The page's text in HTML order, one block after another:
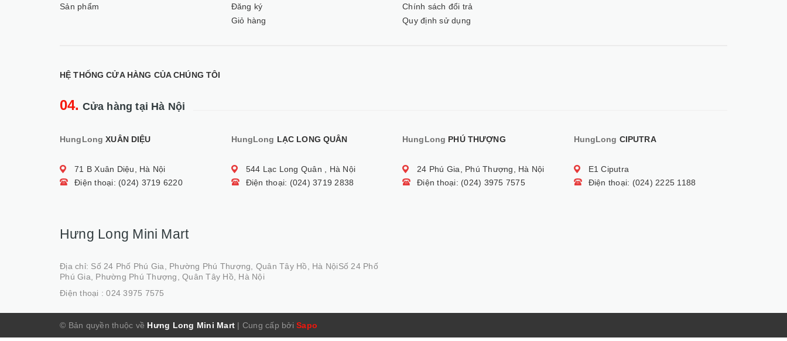
Sản phẩm
Đăng ký
Giỏ hàng
Chính sách đổi trả
Quy định sử dụng
HỆ THỐNG CỬA HÀNG CỦA CHÚNG TÔI
04. Cửa hàng tại Hà Nội
HungLong XUÂN DIỆU
71 B Xuân Diệu, Hà Nội
Điện thoại: (024) 3719 6220
HungLong LẠC LONG QUÂN
544 Lạc Long Quân , Hà Nội
Điện thoại: (024) 3719 2838
HungLong PHÚ THƯỢNG
24 Phú Gia, Phú Thượng, Hà Nội
Điện thoại: (024) 3975 7575
HungLong CIPUTRA
E1 Ciputra
Điện thoại: (024) 2225 1188
Hưng Long Mini Mart
Địa chỉ: Số 24 Phố Phú Gia, Phường Phú Thượng, Quân Tây Hồ, Hà NộiSố 24 Phố
Phú Gia, Phường Phú Thượng, Quân Tây Hồ, Hà Nội
Điện thoại :024 3975 7575
© Bản quyền thuộc về Hưng Long Mini Mart | Cung cấp bởi Sapo